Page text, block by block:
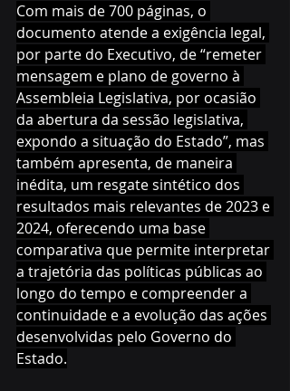
Com mais de 700 páginas, o
documento atende a exigência legal,
por parte do Executivo, de “remeter
mensagem e plano de governo à
Assembleia Legislativa, por ocasião
da abertura da sessão legislativa,
expondo a situação do Estado”, mas
também apresenta, de maneira
inédita, um resgate sintético dos
resultados mais relevantes de 2023 e
2024, oferecendo uma base
comparativa que permite interpretar
a trajetória das políticas públicas ao
longo do tempo e compreender a
continuidade e a evolução das ações
desenvolvidas pelo Governo do
Estado.